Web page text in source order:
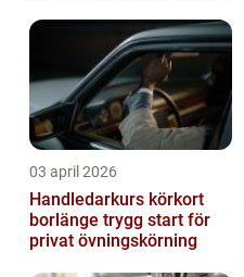
03 april 2026
Handledarkurs körkort
borlänge trygg start för
privat övningskörning